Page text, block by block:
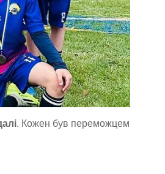
. Кожен був переможцем